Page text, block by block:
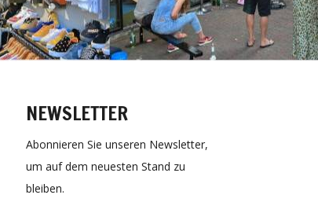
NEWSLETTER
Abonnieren Sie unseren Newsletter,
um auf dem neuesten Stand zu
bleiben.